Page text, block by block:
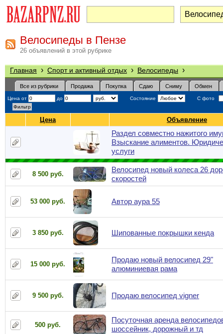
Велосипеды в Пензе
26 объявлений в этой рубрике
Главная › Спорт и активный отдых › Велосипеды ›
Все из рубрики Продажа Покупка Сдаю Сниму Обмен
Цена от до Состояние С фото
Цена Объявление
Раздел совместно нажитого
Взыскание алиментов.
услуги
8 500 руб.
Велосипед новый колеса 26
скоростей
53 000 руб. Автор аура 55
3 850 руб. Шипованные покрышки кенда
15 000 руб.
Продаю новый велосипед 29"
алюминиевая рама
9 500 руб. Продаю велосипед vigner
500 руб.
Посуточная аренда
шоссейник, дорожный и тд